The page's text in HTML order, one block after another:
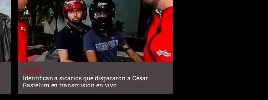
MUNDO
Identifican a sicarios que dispararon a César
Gastélum en transmisión en vivo